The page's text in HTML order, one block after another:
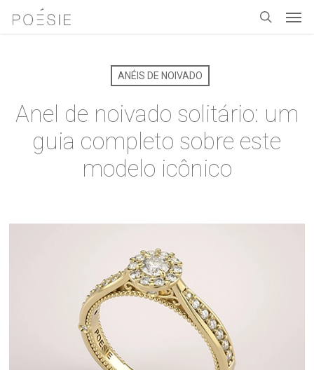
ANÉIS DE NOIVADO
Anel de noivado solitário: um
guia completo sobre este
modelo icônico